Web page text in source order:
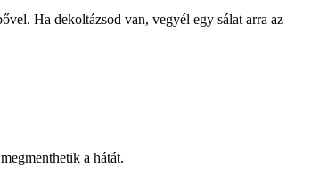
Ha dekoltázsod van, vegyél egy sálat arra az
a hátát.